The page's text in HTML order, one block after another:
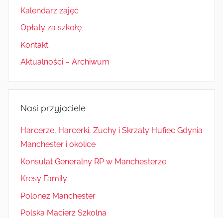
Kalendarz zajęć
Opłaty za szkołę
Kontakt
Aktualności – Archiwum
Nasi przyjaciele
Harcerze, Harcerki, Zuchy i Skrzaty Hufiec Gdynia
Manchester i okolice
Konsulat Generalny RP w Manchesterze
Kresy Family
Polonez Manchester
Polska Macierz Szkolna